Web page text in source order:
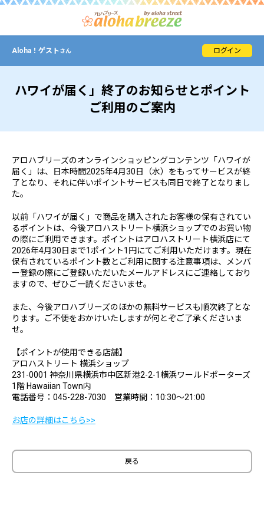
Aloha！ ゲストさん ログイン
ハワイが届く」終了のお知らせとポイント
ご利用のご案内
アロハブリーズのオンラインショッピングコンテンツ「ハワイが
届く」は、日本時間2025年4月30日（水）をもってサービスが終
了となり、それに伴いポイントサービスも同日で終了となりまし
た。
以前「ハワイが届く」で商品を購入されたお客様の保有されてい
るポイントは、今後アロハストリート横浜ショップでのお買い物
の際にご利用できます。ポイントはアロハストリート横浜店にて
2026年4月30日まで1ポイント1円にてご利用いただけます。現在
保有されているポイント数とご利用に関する注意事項は、メンバ
ー登録の際にご登録いただいたメールアドレスにご連絡しており
ますので、ぜひご一読くださいませ。
また、今後アロハブリーズのほかの無料サービスも順次終了とな
ります。ご不便をおかけいたしますが何とぞご了承くださいま
せ。
【ポイントが使用できる店舗】
アロハストリート 横浜ショップ
231-0001 神奈川県横浜市中区新港2-2-1横浜ワールドポーターズ
1階 Hawaiian Town内
電話番号：045-228-7030 営業時間：10:30～21:00
お店の詳細はこちら>>
戻る